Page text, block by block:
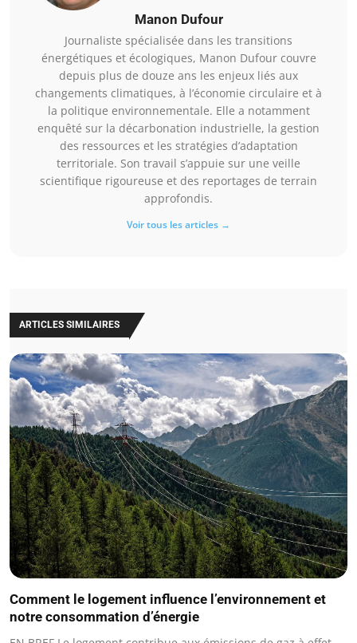
Manon Dufour
Journaliste spécialisée dans les transitions
énergétiques et écologiques, Manon Dufour couvre
depuis plus de douze ans les enjeux liés aux
changements climatiques, à l’économie circulaire et à
la politique environnementale. Elle a notamment
enquêté sur la décarbonation industrielle, la gestion
des ressources et les stratégies d’adaptation
territoriale. Son travail s’appuie sur une veille
scientifique rigoureuse et des reportages de terrain
approfondis.
Voir tous les articles →
ARTICLES SIMILAIRES
Comment le logement influence l’environnement et
notre consommation d’énergie